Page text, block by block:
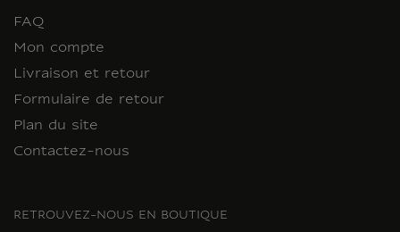
FAQ
Mon compte
Livraison et retour
Formulaire de retour
Plan du site
Contactez-nous
RETROUVEZ-NOUS EN BOUTIQUE